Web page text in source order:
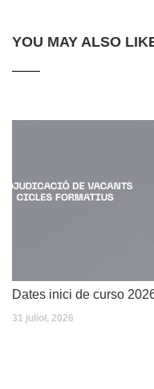
YOU MAY ALSO
Dates inici de curso
31 juliol, 2026